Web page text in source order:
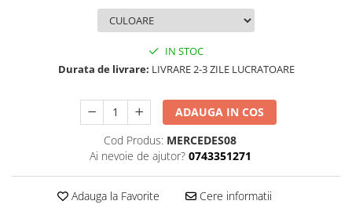
STICKERE PARBRIZ
STICKERE STALPI SI GEAM MIC
STICKERE MARI
STICKERE CAMIOANE
IVECO
IN STOC
Durata de livrare: LIVRARE 2-3 ZILE LUCRATOARE
ADAUGA IN COS
Cod Produs: MERCEDES08
Ai nevoie de ajutor? 0743351271
Adauga la Favorite Cere informatii